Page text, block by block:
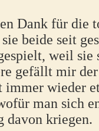
Dank für die
beide seit
weil sie
gefällt mir
immer wieder
man sich
davon kriegen.